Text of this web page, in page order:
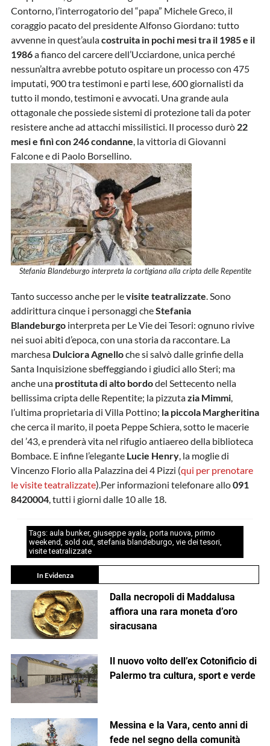
Contorno, l’interrogatorio del “papa” Michele Greco, il
coraggio pacato del presidente Alfonso Giordano: tutto
avvenne in quest’aulacostruita in pochi mesi tra il 1985 e il
1986a fianco del carcere dell’Ucciardone, unica perché
nessun’altra avrebbe potuto ospitare un processo con 475
imputati, 900 tra testimoni e parti lese, 600 giornalisti da
tutto il mondo, testimoni e avvocati. Una grande aula
ottagonale che possiede sistemi di protezione tali da poter
resistere anche ad attacchi missilistici. Il processo durò22
mesi e finì con 246 condanne, la vittoria di Giovanni
Falcone e di Paolo Borsellino.
Stefania Blandeburgo interpreta la cortigiana alla cripta delle Repentite
Tanto successo anche per levisite teatralizzate. Sono
addirittura cinque i personaggi cheStefania
Blandeburgointerpreta per Le Vie dei Tesori: ognuno rivive
nei suoi abiti d’epoca, con una storia da raccontare. La
marchesa Dulciora Agnelloche si salvò dalle grinfie della
Santa Inquisizione sbeffeggiando i giudici allo Steri; ma
anche una prostituta di alto bordodel Settecento nella
bellissima cripta delle Repentite; la pizzutazia Mimmi,
l’ultima proprietaria di Villa Pottino; la piccola Margheritina
che cerca il marito, il poeta Peppe Schiera, sotto le macerie
del ’43, e prenderà vita nel rifugio antiaereo della biblioteca
Bombace. E infine l’elegante Lucie Henry, la moglie di
Vincenzo Florio alla Palazzina dei 4 Pizzi (qui per prenotare
le visite teatralizzate).Per informazioni telefonare allo091
8420004, tutti i giorni dalle 10 alle 18.
Tags: aula bunker, giuseppe ayala, porta nuova, primo
weekend, sold out, stefania blandeburgo, vie dei tesori,
visite teatralizzate
In Evidenza
Dalla necropoli di Maddalusa
affiora una rara moneta d’oro
siracusana
Il nuovo volto dell’ex Cotonificio di
Palermo tra cultura, sport e verde
Messina e la Vara, cento anni di
fede nel segno della comunità